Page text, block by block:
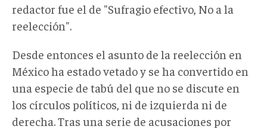
redactor fue el de "Sufragio efectivo, No a la
reelección".
Desde entonces el asunto de la reelección en
México ha estado vetado y se ha convertido en
una especie de tabú del que no se discute en
los círculos políticos, ni de izquierda ni de
derecha. Tras una serie de acusaciones por